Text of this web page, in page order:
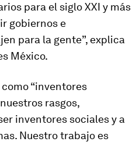
para el siglo XXI y más
gobiernos e
para la gente”, explica
México.
“inventores
rasgos,
inventores sociales y a
Nuestro trabajo es